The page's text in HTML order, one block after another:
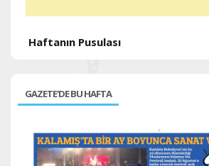
Haftanın Pusulası
GAZETE'DE BU HAFTA